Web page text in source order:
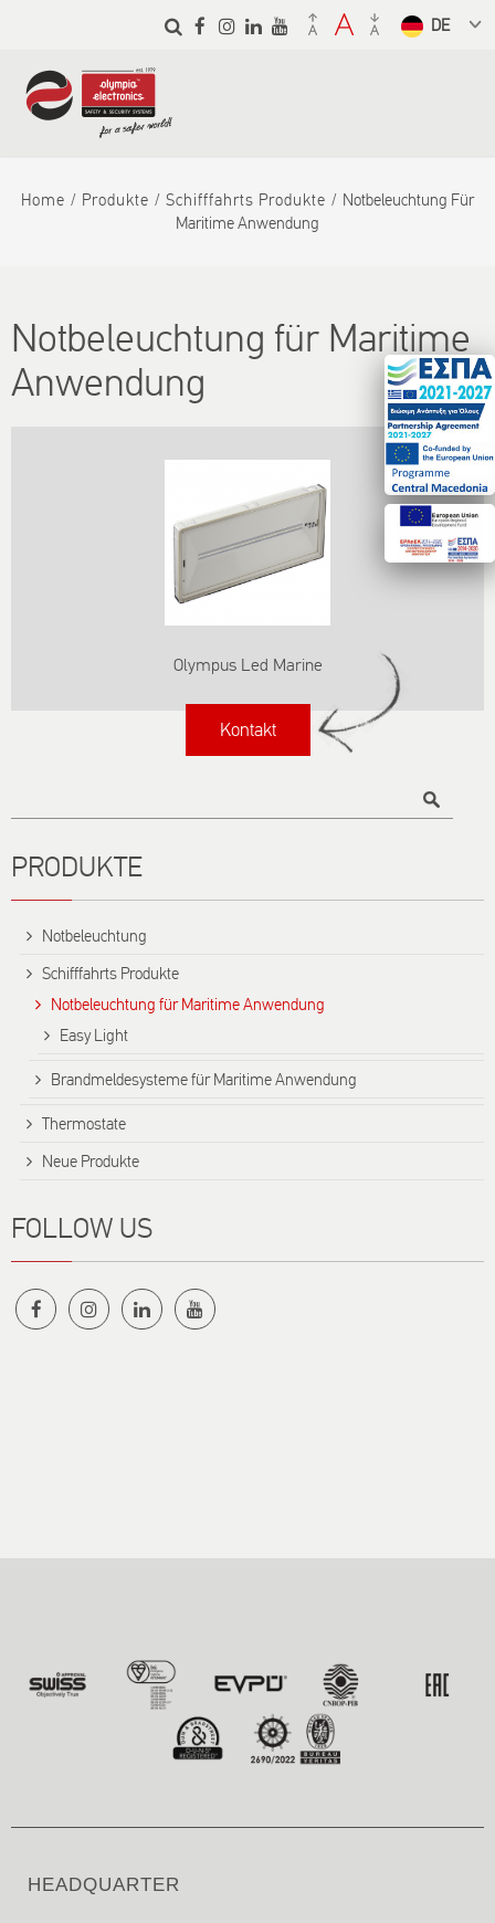
Skip to
main
Home Produkte Schifffahrts Produkte
Notbeleuchtung Für
Maritime Anwendung
Notbeleuchtung für Maritime
Anwendung
Olympus Led Marine
Kontakt
PRODUKTE
Notbeleuchtung
Schifffahrts Produkte
Notbeleuchtung für Maritime Anwendung
Easy Light
Brandmeldesysteme für Maritime Anwendung
Thermostate
Neue Produkte
FOLLOW US
HEADQUARTER